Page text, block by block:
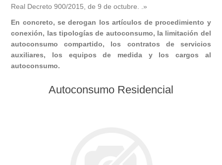
Real Decreto 900/2015, de 9 de octubre. .»
En concreto, se derogan los artículos de procedimiento y
conexión, las tipologías de autoconsumo, la limitación del
autoconsumo compartido, los contratos de servicios
auxiliares, los equipos de medida y los cargos al
autoconsumo.
Autoconsumo Residencial